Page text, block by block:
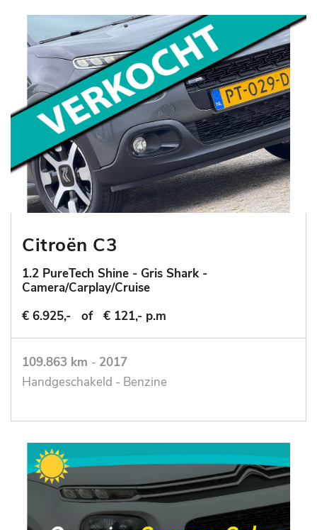
Citroën C3
1.2 PureTech Shine - Gris Shark -
Camera/Carplay/Cruise
€ 6.925,-
of € 121,- p.m
109.863 km - 2017
Handgeschakeld - Benzine